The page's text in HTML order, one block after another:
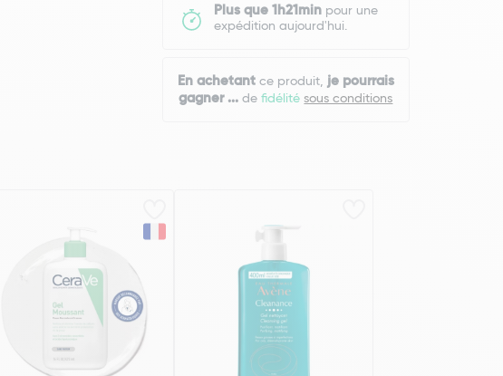
Plus que 1h21minpour une
expédition aujourd'hui.
En achetantce produit, je pourrais
gagner ... defidélitésous conditions